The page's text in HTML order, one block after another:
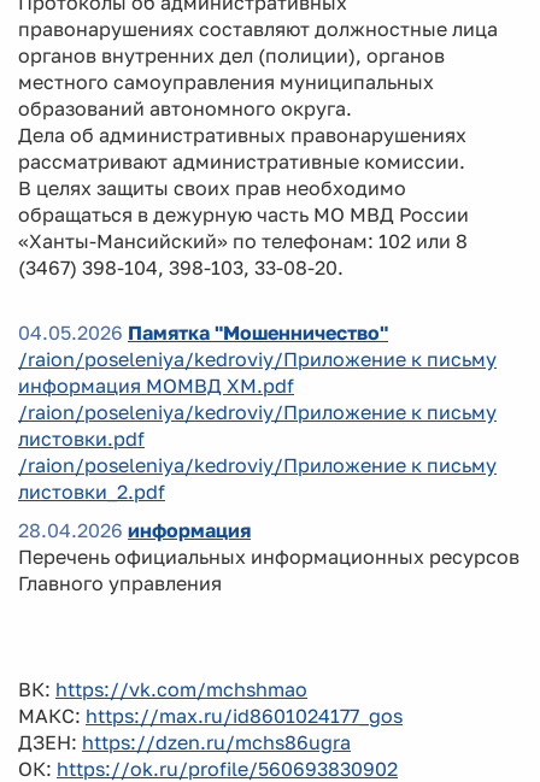
правонарушениях составляют должностные лица
органов внутренних дел (полиции), органов
местного самоуправления муниципальных
образований автономного округа.
Дела об административных правонарушениях
рассматривают административные комиссии.
В целях защиты своих прав необходимо
обращаться в дежурную часть МО МВД России
«Ханты-Мансийский» по телефонам: 102 или 8
(3467) 398-104, 398-103, 33-08-20.
04.05.2026 Памятка "Мошенничество"
/raion/poseleniya/kedroviy/Приложение к письму
информация МОМВД ХМ.pdf
/raion/poseleniya/kedroviy/Приложение к письму
листовки.pdf
/raion/poseleniya/kedroviy/Приложение к письму
листовки_2.pdf
28.04.2026 информация
Перечень официальных информационных ресурсов
Главного управления
ВК: https://vk.com/mchshmao
МАКС: https://max.ru/id8601024177_gos
ДЗЕН: https://dzen.ru/mchs86ugra
ОК: https://ok.ru/profile/560693830902